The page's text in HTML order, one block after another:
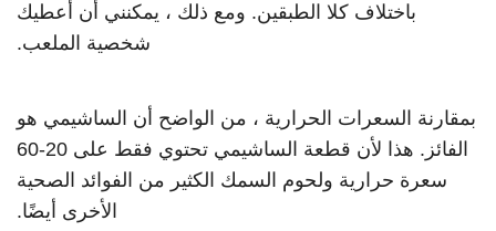
باختلاف كلا الطبقين. ومع ذلك ، يمكنني أن أعطيك
شخصية الملعب.
بمقارنة السعرات الحرارية ، من الواضح أن الساشيمي هو
الفائز. هذا لأن قطعة الساشيمي تحتوي فقط على 20-60
سعرة حرارية ولحوم السمك الكثير من الفوائد الصحية
الأخرى أيضًا.